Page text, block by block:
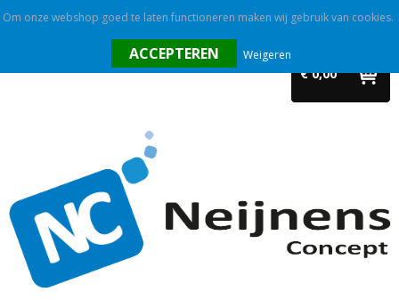
€ 0,00
Promotietextiel
Tassen
Alle categorieën
Custom made
Om onze webshop goed te laten functioneren maken wij gebruik van cookies.
Weigeren